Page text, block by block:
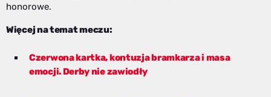
honorowe.
Więcej na temat meczu:
Czerwona kartka, kontuzja bramkarza i masa
emocji. Derby nie zawiodły